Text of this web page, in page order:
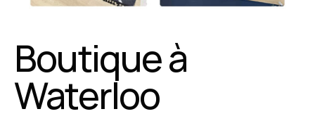
Boutique à
Waterloo